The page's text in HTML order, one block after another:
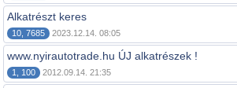
Alkatrészt keres
10, 7685 2023.12.14. 08:05
www.nyirautotrade.hu ÚJ alkatrészek !
1, 100 2012.09.14. 21:35